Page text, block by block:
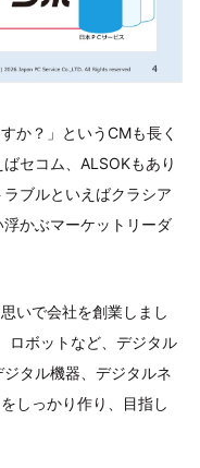
か？」というCMも長く
セコム、ALSOKもあり
ブルといえばクラシア
かぶマーケットリーダ
いで会社を創業しまし
ロボットなど、デジタル
タル機器、デジタルネ
しっかり作り、目指し